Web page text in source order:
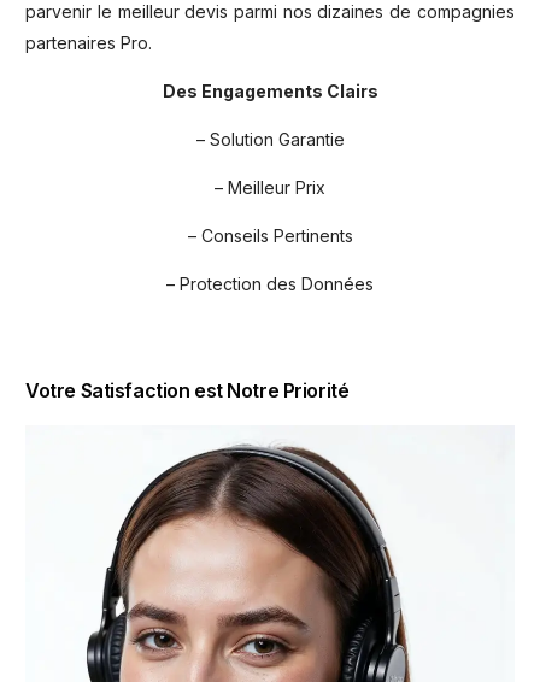
parvenir le meilleur devis parmi nos dizaines de compagnies
partenaires Pro.
Des Engagements Clairs
– Solution Garantie
– Meilleur Prix
– Conseils Pertinents
– Protection des Données
Votre Satisfaction est Notre Priorité